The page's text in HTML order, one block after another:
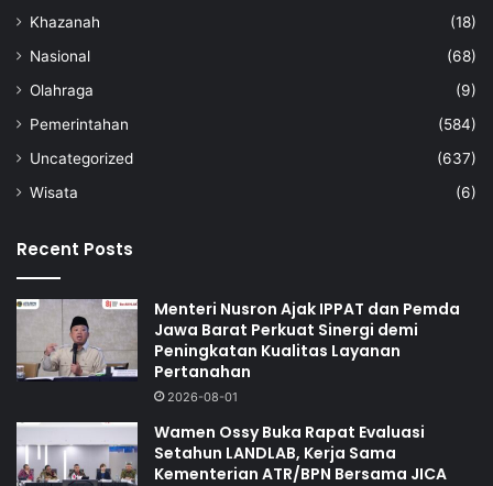
Khazanah
(18)
Nasional
(68)
Olahraga
(9)
Pemerintahan
(584)
Uncategorized
(637)
Wisata
(6)
Recent Posts
Menteri Nusron Ajak IPPAT dan Pemda
Jawa Barat Perkuat Sinergi demi
Peningkatan Kualitas Layanan
Pertanahan
2026-08-01
Wamen Ossy Buka Rapat Evaluasi
Setahun LANDLAB, Kerja Sama
Kementerian ATR/BPN Bersama JICA